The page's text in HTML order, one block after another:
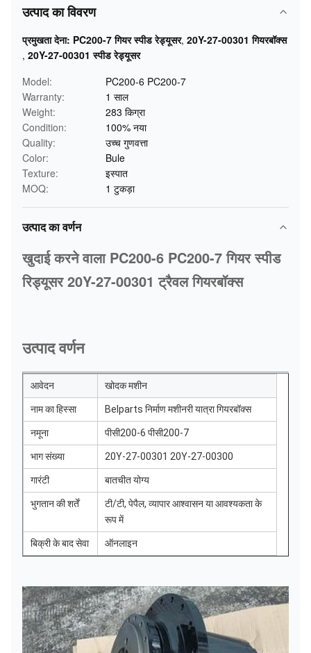
उत्पाद का विवरण
प्रमुखता देना: PC200-7 गियर स्पीड रेड्यूसर, 20Y-27-00301 गियरबॉक्स
, 20Y-27-00301 स्पीड रेड्यूसर
Model:
PC200-6 PC200-7
Warranty:
1 साल
Weight:
283 किग्रा
Condition:
100% नया
Quality:
उच्च गुणवत्ता
Color:
Bule
Texture:
इस्पात
MOQ:
1 टुकड़ा
उत्पाद का वर्णन
खुदाई करने वाला PC200-6 PC200-7 गियर स्पीड
रिड्यूसर 20Y-27-00301 ट्रैवल गियरबॉक्स
उत्पाद वर्णन
आवेदन खोदक मशीन
नाम का हिस्सा Belparts निर्माण मशीनरी यात्रा गियरबॉक्स
नमूना पीसी200-6 पीसी200-7
भाग संख्या 20Y-27-00301 20Y-27-00300
गारंटी बातचीत योग्य
भुगतान की शर्तें
टी/टी, पेपैल, व्यापार आश्वासन या आवश्यकता के
रूप में
बिक्री के बाद सेवा ऑनलाइन